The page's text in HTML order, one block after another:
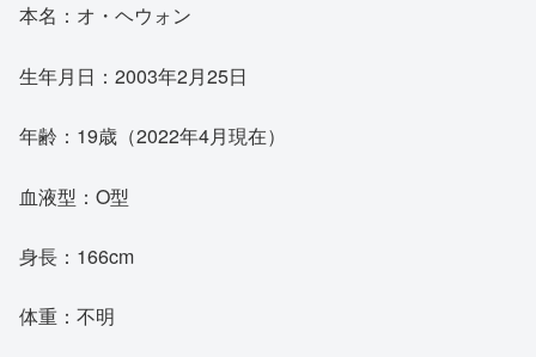
本名：オ・ヘウォン
生年月日：2003年2月25日
年齢：19歳（2022年4月現在）
血液型：O型
身長：166cm
体重：不明